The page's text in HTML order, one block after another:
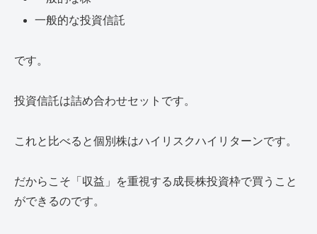
一般的な投資信託
です。
投資信託は詰め合わせセットです。
これと比べると個別株はハイリスクハイリターンです。
だからこそ「収益」を重視する成長株投資枠で買うこと
ができるのです。